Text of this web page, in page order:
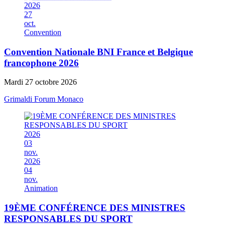
2026
27
oct.
Convention
Convention Nationale BNI France et Belgique
francophone 2026
Mardi 27 octobre 2026
Grimaldi Forum Monaco
2026
03
nov.
2026
04
nov.
Animation
19ÈME CONFÉRENCE DES MINISTRES
RESPONSABLES DU SPORT